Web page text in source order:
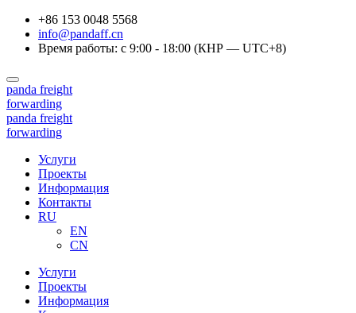
+86 153 0048 5568
info@pandaff.cn
Время работы: с 9:00 - 18:00 (КНР — UTC+8)
panda freight
forwarding
panda freight
forwarding
Услуги
Проекты
Информация
Контакты
RU
EN
CN
Услуги
Проекты
Информация